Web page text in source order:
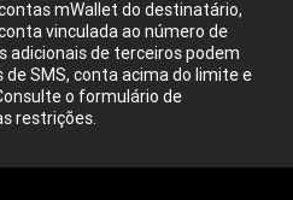
mWallet do destinatário,
vinculada ao número de
adicionais de terceiros podem
de SMS, conta acima do limite e
o formulário de
restrições.